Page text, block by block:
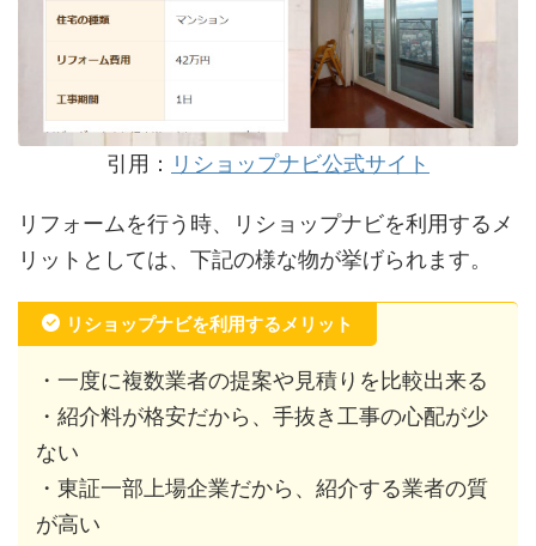
引用： リショップナビ公式サイト
リフォームを行う時、リショップナビを利用するメ
リットとしては、下記の様な物が挙げられます。
リショップナビを利用するメリット
・一度に複数業者の提案や見積りを比較出来る
・紹介料が格安だから、手抜き工事の心配が少
ない
・東証一部上場企業だから、紹介する業者の質
が高い